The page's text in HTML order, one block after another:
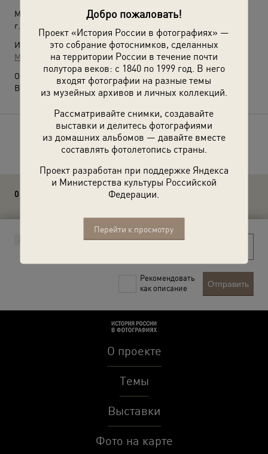
Добро пожаловать!
Проект «История России в фотографиях» —
это собрание фотоснимков, сделанных
на территории России в течение почти
полутора веков: с 1840 по 1999 год. В него
входят фотографии на разные темы
из музейных архивов и личных коллекций.
Рассматривайте снимки, создавайте
выставки и делитесь фотографиями
из домашних альбомов — давайте вместе
составлять фотолетопись страны.
Проект разработан при поддержке Яндекса
и Министерства культуры Российской
Федерации.
Перейти к просмотру
Место съемки:
г. Москва
Источники:
МАММ / МДФ
О фотографии:
Выставка:
«Разговоры, разговоры...» с этой фотографией.
Расскажите друзьям об этом фото
0 комментариев
Рекомендовать
как описание
Отправить
О проекте
Темы
Выставки
Фото на карте